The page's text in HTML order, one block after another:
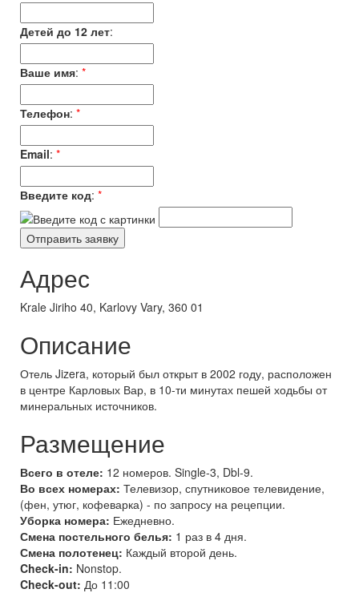
Детей до 12 лет:
Ваше имя: *
Телефон: *
Email: *
Введите код: *
Адрес
Krale Jiriho 40, Karlovy Vary, 360 01
Описание
Отель Jizera, который был открыт в 2002 году, расположен
в центре Карловых Вар, в 10-ти минутах пешей ходьбы от
минеральных источников.
Размещение
Всего в отеле: 12 номеров. Single-3, Dbl-9.
Во всех номерах: Телевизор, спутниковое телевидение,
(фен, утюг, кофеварка) - по запросу на рецепции.
Уборка номера: Ежедневно.
Смена постельного белья: 1 раз в 4 дня.
Смена полотенец: Каждый второй день.
Check-in: Nonstop.
Check-out: До 11:00